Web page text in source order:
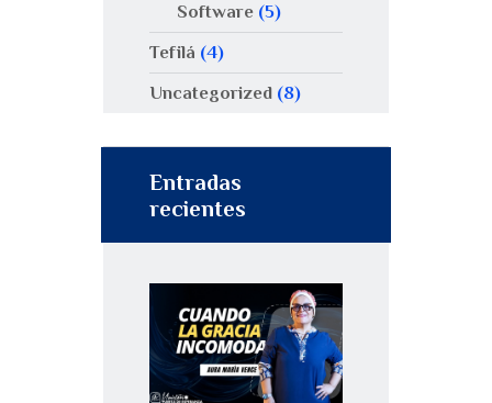
Software(5)
Tefilá (4)
Uncategorized (8)
Entradas
recientes